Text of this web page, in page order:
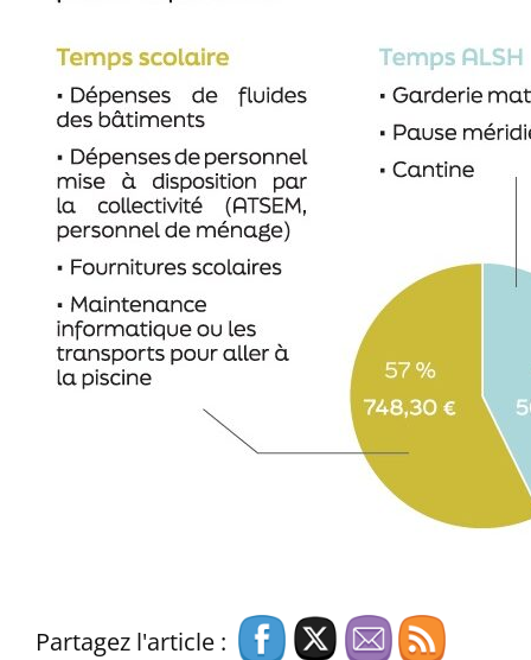
Partagez l'article :